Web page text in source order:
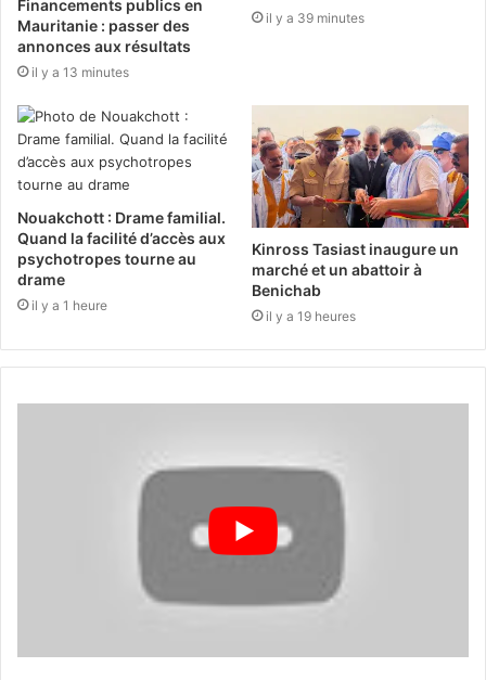
Financements publics en
Mauritanie : passer des
annonces aux résultats
il y a 13 minutes
il y a 39 minutes
Nouakchott : Drame familial.
Quand la facilité d’accès aux
psychotropes tourne au
drame
il y a 1 heure
Kinross Tasiast inaugure un
marché et un abattoir à
Benichab
il y a 19 heures